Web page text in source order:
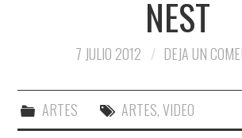
NEST
7 JULIO 2012 DEJA UN
ARTES ARTES,VIDEO